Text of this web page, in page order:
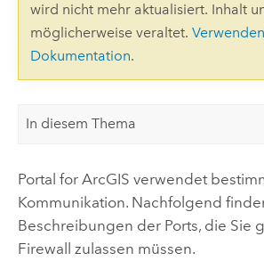
wird nicht mehr aktualisiert. Inhalt
möglicherweise veraltet.
Dokumentation.
In diesem Thema
Portal for ArcGIS verwendet
Kommunikation. Nachfolgend
Beschreibungen der Ports, die Sie
Firewall zulassen müssen.